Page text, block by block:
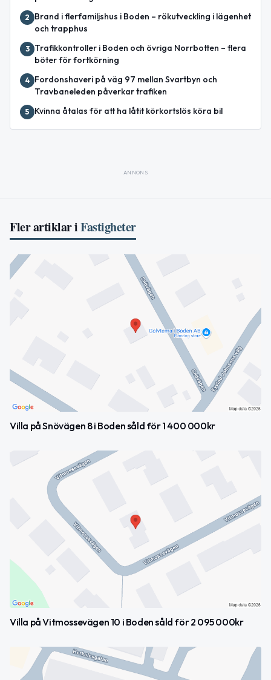
2
Brand i flerfamiljshus i Boden – rökutveckling i lägenhet
och trapphus
3
Trafikkontroller i Boden och övriga Norrbotten – flera
böter för fortkörning
4
Fordonshaveri på väg 97 mellan Svartbyn och
Travbaneleden påverkar trafiken
5 Kvinna åtalas för att ha låtit körkortslös köra bil
ANNONS
Fler artiklar iFastigheter
Villa på Snövägen 8 i Boden såld för 1 400 000kr
Villa på Vitmossevägen 10 i Boden såld för 2 095 000kr